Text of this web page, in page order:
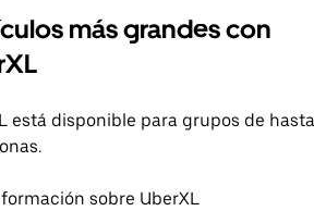
más grandes con
está disponible para grupos de hasta
sobre UberXL